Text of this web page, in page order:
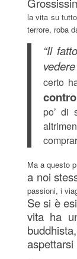
la vita su
terrore, roba
“Il
certo
po’ di
Ma a questo
a noi
passioni, i
Se si è
vita ha
buddhista,
aspettarsi